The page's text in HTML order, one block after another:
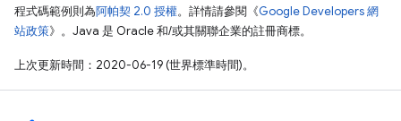
程式碼範例則為阿帕契 2.0 授權。詳情請參閱《Google Developers 網
站政策》。Java 是 Oracle 和/或其關聯企業的註冊商標。
上次更新時間：2020-06-19 (世界標準時間)。